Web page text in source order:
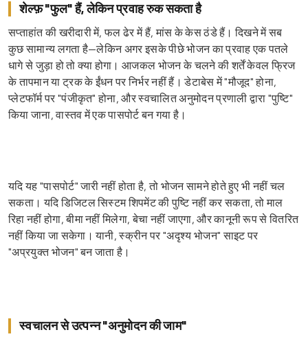
शेल्फ़ "फुल" हैं, लेकिन प्रवाह रुक सकता है
सप्ताहांत की खरीदारी में, फल ढेर में हैं, मांस के केस ठंडे हैं। दिखने में सब
कुछ सामान्य लगता है—लेकिन अगर इसके पीछे भोजन का प्रवाह एक पतले
धागे से जुड़ा हो तो क्या होगा। आजकल भोजन के चलने की शर्तें केवल फ्रिज
के तापमान या ट्रक के ईंधन पर निर्भर नहीं हैं। डेटाबेस में "मौजूद" होना,
प्लेटफॉर्म पर "पंजीकृत" होना, और स्वचालित अनुमोदन प्रणाली द्वारा "पुष्टि"
किया जाना, वास्तव में एक पासपोर्ट बन गया है।
यदि यह "पासपोर्ट" जारी नहीं होता है, तो भोजन सामने होते हुए भी नहीं चल
सकता। यदि डिजिटल सिस्टम शिपमेंट की पुष्टि नहीं कर सकता, तो माल
रिहा नहीं होगा, बीमा नहीं मिलेगा, बेचा नहीं जाएगा, और कानूनी रूप से वितरित
नहीं किया जा सकेगा। यानी, स्क्रीन पर "अदृश्य भोजन" साइट पर
"अप्रयुक्त भोजन" बन जाता है।
स्वचालन से उत्पन्न "अनुमोदन की जाम"